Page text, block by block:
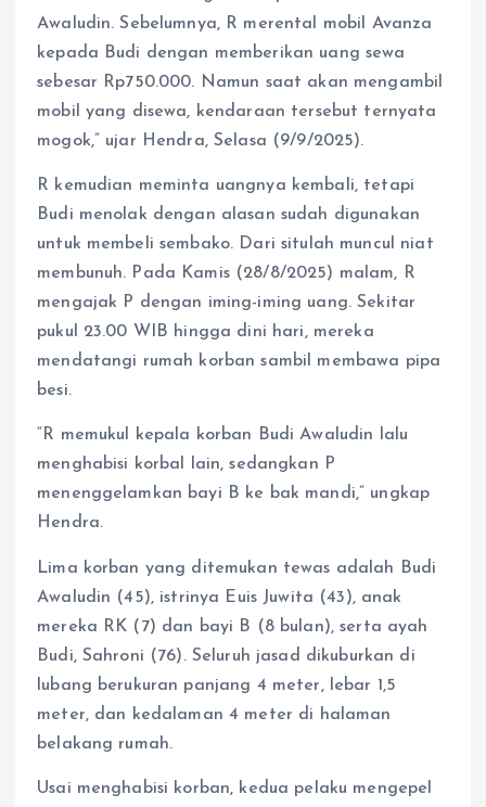
Awaludin. Sebelumnya, R merental mobil Avanza
kepada Budi dengan memberikan uang sewa
sebesar Rp750.000. Namun saat akan mengambil
mobil yang disewa, kendaraan tersebut ternyata
mogok,” ujar Hendra, Selasa (9/9/2025).
R kemudian meminta uangnya kembali, tetapi
Budi menolak dengan alasan sudah digunakan
untuk membeli sembako. Dari situlah muncul niat
membunuh. Pada Kamis (28/8/2025) malam, R
mengajak P dengan iming-iming uang. Sekitar
pukul 23.00 WIB hingga dini hari, mereka
mendatangi rumah korban sambil membawa pipa
besi.
“R memukul kepala korban Budi Awaludin lalu
menghabisi korbal lain, sedangkan P
menenggelamkan bayi B ke bak mandi,” ungkap
Hendra.
Lima korban yang ditemukan tewas adalah Budi
Awaludin (45), istrinya Euis Juwita (43), anak
mereka RK (7) dan bayi B (8 bulan), serta ayah
Budi, Sahroni (76). Seluruh jasad dikuburkan di
lubang berukuran panjang 4 meter, lebar 1,5
meter, dan kedalaman 4 meter di halaman
belakang rumah.
Usai menghabisi korban, kedua pelaku mengepel